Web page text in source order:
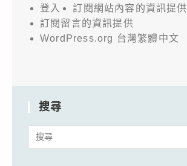
登入
訂閱網站內容的資訊提供
訂閱留言的資訊提供
WordPress.org 台灣繁體中文
搜尋
Search